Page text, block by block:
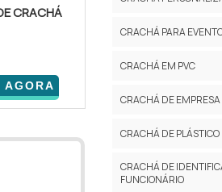
CRACHÁ
AGORA
CRACHÁ PARA
CRACHÁ EM PVC
CRACHÁ DE EMPRESA
CRACHÁ DE PLÁSTICO
CRACHÁ DE
FUNCIONÁRIO